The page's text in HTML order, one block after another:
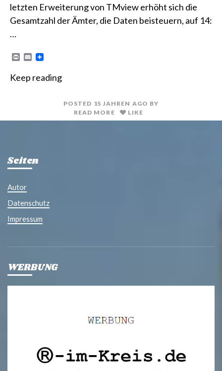
letzten Erweiterung von TMview erhöht sich die
Gesamtzahl der Ämter, die Daten beisteuern, auf 14:
…
P
n
E
i
Keep reading
POSTED 15 JAHREN AGO BY
READ MORE
LIKE
Seiten
Autor
Datenschutz
Impressum
WERBUNG